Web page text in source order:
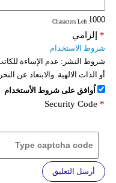
: Characters Left
إلزامي *
شروط الاستخدام
شروط النشر: عدم الإساءة
أو الذات الالهية. والابتعاد عن
اُوافق على شروط الأستخدام
Security Code *
أرسل التعليق